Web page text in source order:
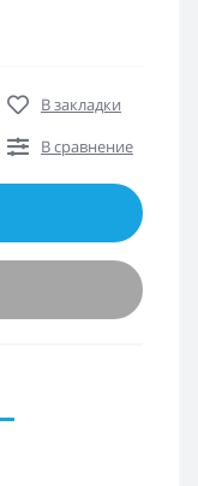
В закладки
В сравнение